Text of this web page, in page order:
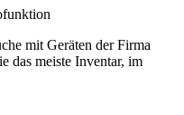
mit Geräten der Firma
das meiste Inventar, im